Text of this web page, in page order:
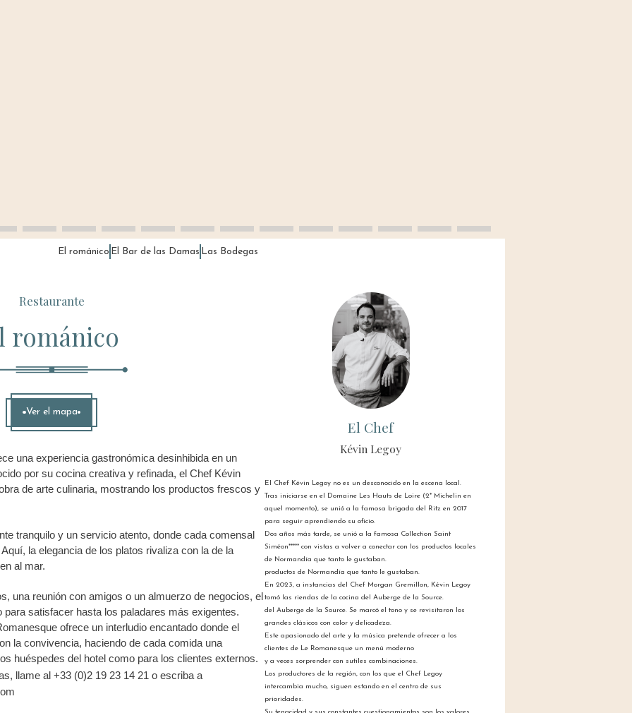
El románico El Bar de las Damas Las Bodegas
Restaurante
románico
Ver el mapa
una experiencia gastronómica desinhibida en un
por su cocina creativa y refinada, el Chef Kévin
de arte culinaria, mostrando los productos frescos y
tranquilo y un servicio atento, donde cada comensal
la elegancia de los platos rivaliza con la de la
al mar.
una reunión con amigos o un almuerzo de negocios, el
satisfacer hasta los paladares más exigentes.
ofrece un interludio encantado donde el
la convivencia, haciendo de cada comida una
huéspedes del hotel como para los clientes externos.
llame al +33 (0)2 19 23 14 21 o escriba a
El Chef
Kévin Legoy
El Chef Kévin Legoy no es un desconocido en la escena local.
Tras iniciarse en el Domaine Les Hauts de Loire (2* Michelin en
aquel momento), se unió a la famosa brigada del Ritz en 2017
para seguir aprendiendo su oficio.
Dos años más tarde, se unió a la famosa Collection Saint
Siméon***** con vistas a volver a conectar con los productos locales
de Normandía que tanto le gustaban.
productos de Normandía que tanto le gustaban.
En 2023, a instancias del Chef Morgan Gremillon, Kévin Legoy
tomó las riendas de la cocina del Auberge de la Source.
del Auberge de la Source. Se marcó el tono y se revisitaron los
grandes clásicos con color y delicadeza.
Este apasionado del arte y la música pretende ofrecer a los
clientes de Le Romanesque un menú moderno
y a veces sorprender con sutiles combinaciones.
Los productores de la región, con los que el Chef Legoy
intercambia mucho, siguen estando en el centro de sus
prioridades.